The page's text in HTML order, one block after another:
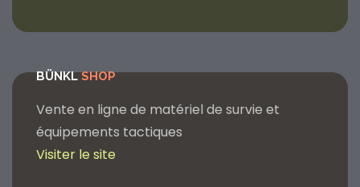
BÜNKLSHOP
Vente en ligne de matériel de survie et
équipements tactiques
Visiter le site